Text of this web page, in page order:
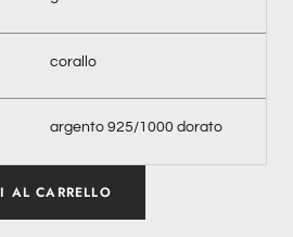
corallo
argento 925/1000 dorato
AL CARRELLO